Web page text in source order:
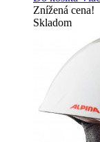
Znížená cena!
Skladom